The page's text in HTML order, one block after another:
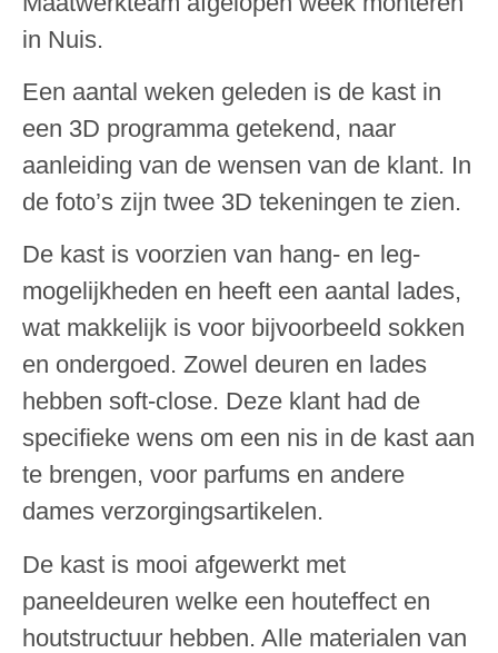
in Nuis.
Een aantal weken geleden is de kast in
een 3D programma getekend, naar
aanleiding van de wensen van de klant. In
de foto’s zijn twee 3D tekeningen te zien.
De kast is voorzien van hang- en leg-
mogelijkheden en heeft een aantal lades,
wat makkelijk is voor bijvoorbeeld sokken
en ondergoed. Zowel deuren en lades
hebben soft-close. Deze klant had de
specifieke wens om een nis in de kast aan
te brengen, voor parfums en andere
dames verzorgingsartikelen.
De kast is mooi afgewerkt met
paneeldeuren welke een houteffect en
houtstructuur hebben. Alle materialen van